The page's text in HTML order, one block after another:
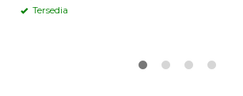
Tersedia